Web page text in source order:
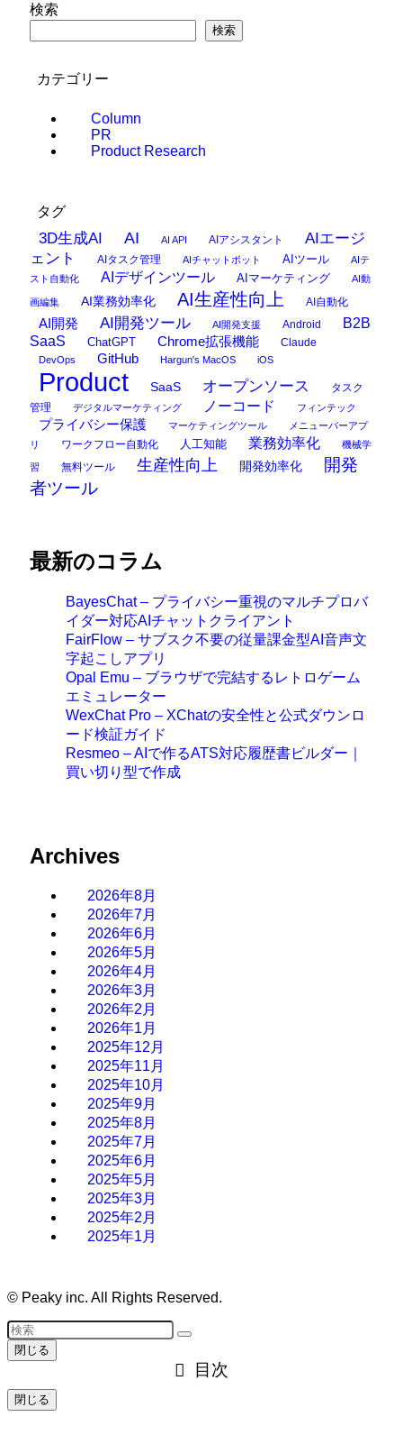
検索
検索
カテゴリー
Column
PR
Product Research
タグ
3D生成AI AI AI API AIアシスタント
AIエージ
ェント
AIタスク管理 AIチャットボット AIツール
AIテ
スト自動化
AIデザインツール AIマーケティング AI動
画編集 AI業務効率化 AI生産性向上 AI自動化
AI開発 AI開発ツール AI開発支援 Android
B2B
SaaS
ChatGPT Chrome拡張機能 Claude
DevOps GitHub Hargun's MacOS iOS
Product SaaS オープンソース
タスク
管理
デジタルマーケティング ノーコード フィンテック
プライバシー保護 マーケティングツール
メニューバーアプ
リ
ワークフロー自動化 人工知能 業務効率化 機械学
習 無料ツール 生産性向上 開発効率化
開発
者ツール
最新のコラム
BayesChat – プライバシー重視のマルチプロバ
イダー対応AIチャットクライアント
FairFlow – サブスク不要の従量課金型AI音声文
字起こしアプリ
Opal Emu – ブラウザで完結するレトロゲーム
エミュレーター
WexChat Pro – XChatの安全性と公式ダウンロ
ード検証ガイド
Resmeo – AIで作るATS対応履歴書ビルダー｜
買い切り型で作成
Archives
2026年8月
2026年7月
2026年6月
2026年5月
2026年4月
2026年3月
2026年2月
2026年1月
2025年12月
2025年11月
2025年10月
2025年9月
2025年8月
2025年7月
2025年6月
2025年5月
2025年3月
2025年2月
2025年1月
© Peaky inc. All Rights Reserved.
閉じる
目次
閉じる